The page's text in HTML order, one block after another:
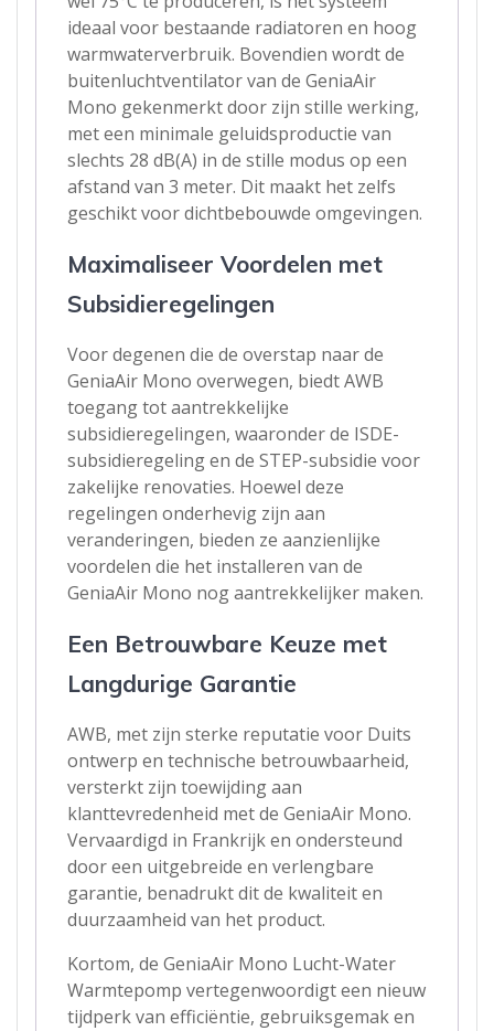
ideaal voor bestaande radiatoren en hoog
warmwaterverbruik. Bovendien wordt de
buitenluchtventilator van de GeniaAir
Mono gekenmerkt door zijn stille werking,
met een minimale geluidsproductie van
slechts 28 dB(A) in de stille modus op een
afstand van 3 meter. Dit maakt het zelfs
geschikt voor dichtbebouwde omgevingen.
Maximaliseer Voordelen met
Subsidieregelingen
Voor degenen die de overstap naar de
GeniaAir Mono overwegen, biedt AWB
toegang tot aantrekkelijke
subsidieregelingen, waaronder de ISDE-
subsidieregeling en de STEP-subsidie voor
zakelijke renovaties. Hoewel deze
regelingen onderhevig zijn aan
veranderingen, bieden ze aanzienlijke
voordelen die het installeren van de
GeniaAir Mono nog aantrekkelijker maken.
Een Betrouwbare Keuze met
Langdurige Garantie
AWB, met zijn sterke reputatie voor Duits
ontwerp en technische betrouwbaarheid,
versterkt zijn toewijding aan
klanttevredenheid met de GeniaAir Mono.
Vervaardigd in Frankrijk en ondersteund
door een uitgebreide en verlengbare
garantie, benadrukt dit de kwaliteit en
duurzaamheid van het product.
Kortom, de GeniaAir Mono Lucht-Water
Warmtepomp vertegenwoordigt een nieuw
tijdperk van efficiëntie, gebruiksgemak en